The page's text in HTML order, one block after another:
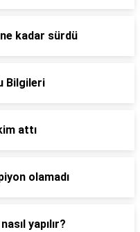
kadar sürdü
Bilgileri
attı
olamadı
yapılır?